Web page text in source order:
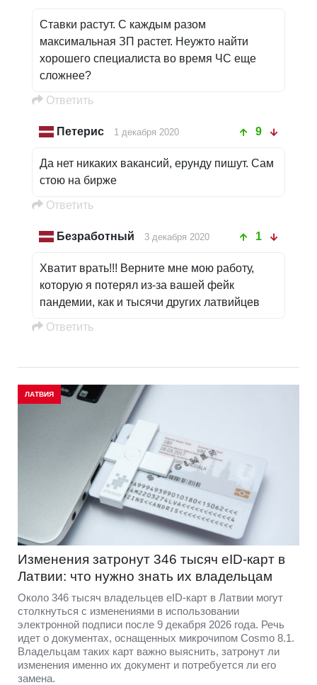
Ставки растут. С каждым разом
максимальная ЗП растет. Неужто найти
хорошего специалиста во время ЧС еще
сложнее?
Oтветить
Петерис 1 декабря 2020 9
Да нет никаких вакансий, ерунду пишут. Сам
стою на бирже
Oтветить
Безработный 3 декабря 2020 1
Xватит врать!!! Верните мне мою работу,
которую я потерял из-за вашей фейк
пандемии, как и тысячи других латвийцев
Oтветить
ЛАТВИЯ
Изменения затронут 346 тысяч eID-карт в
Латвии: что нужно знать их владельцам
Около 346 тысяч владельцев eID-карт в Латвии могут
столкнуться с изменениями в использовании
электронной подписи после 9 декабря 2026 года. Речь
идет о документах, оснащенных микрочипом Cosmo 8.1.
Владельцам таких карт важно выяснить, затронут ли
изменения именно их документ и потребуется ли его
замена.